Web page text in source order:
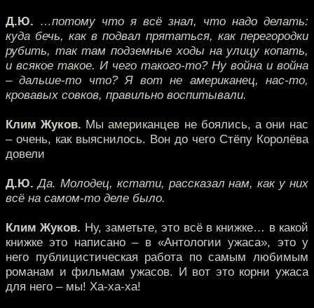
Д.Ю. …потому что я всё знал, что надо делать:
куда бечь, как в подвал прятаться, как перегородки
рубить, так там подземные ходы на улицу копать,
и всякое такое. И чего такого-то? Ну война и война
– дальше-то что? Я вот не американец, нас-то,
кровавых совков, правильно воспитывали.
Клим Жуков. Мы американцев не боялись, а они нас
– очень, как выяснилось. Вон до чего Стёпу Королёва
довели
Д.Ю. Да. Молодец, кстати, рассказал нам, как у них
всё на самом-то деле было.
Клим Жуков. Ну, заметьте, это всё в книжке… в какой
книжке это написано – в «Антологии ужаса», это у
него публицистическая работа по самым любимым
романам и фильмам ужасов. И вот это корни ужаса
для него – мы! Ха-ха-ха!